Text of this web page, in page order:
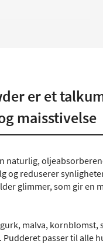
er et
maisstivelse
naturlig,
og reduserer
glimmer, som gir en
malva, kornblomst,
passer til alle